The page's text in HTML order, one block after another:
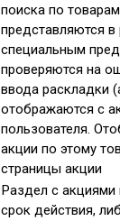
поиска по
представляются в
специальным
проверяются на
ввода раскладки
отображаются с
пользователя.
акции по этому
страницы акции
Раздел с акциями
срок действия,